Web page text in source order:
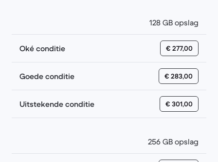
128 GB opslag
Oké conditie € 277,00
Goede conditie € 283,00
Uitstekende conditie € 301,00
256 GB opslag